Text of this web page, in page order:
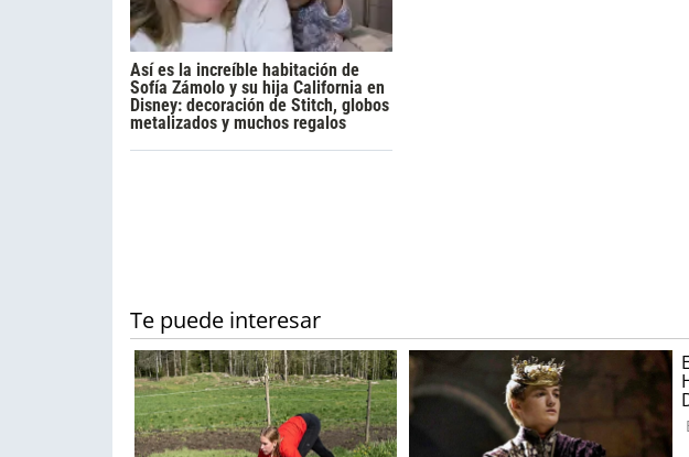
Así es la increíble habitación de
Sofía Zámolo y su hija California en
Disney: decoración de Stitch, globos
metalizados y muchos regalos